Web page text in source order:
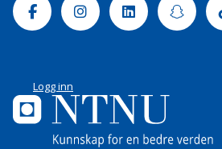
FacebookInstagramLinkedin
Logg inn